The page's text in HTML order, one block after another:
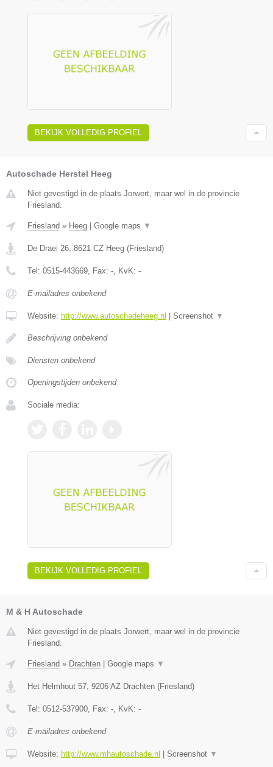
BEKIJK VOLLEDIG PROFIEL
Autoschade Herstel Heeg
Niet gevestigd in de plaats Jorwert, maar wel in de provincie
Friesland.
Friesland » Heeg | Google maps ▼
De Draei 26 8621 CZ Heeg (Friesland)
Tel: 0515-443669 , Fax: - , KvK: -
E-mailadres onbekend
Website: http://www.autoschadeheeg.nl | Screenshot ▼
Beschrijving onbekend
Diensten onbekend
Openingstijden onbekend
Sociale media:
BEKIJK VOLLEDIG PROFIEL
M & H Autoschade
Niet gevestigd in de plaats Jorwert, maar wel in de provincie
Friesland.
Friesland » Drachten Google maps ▼
Het Helmhout 57, 9206 AZ Drachten (Friesland)
Tel: 0512-537900, Fax: -, KvK: -
E-mailadres onbekend
Website: http://www.mhautoschade.nl Screenshot ▼